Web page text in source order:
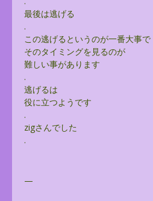
最後は逃げる
.
この逃げるというのが一番大事で
そのタイミングを見るのが
難しい事があります
.
逃げるは
役に立つようです
.
zigさんでした
.
—